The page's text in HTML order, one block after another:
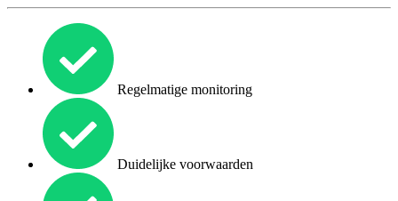
Regelmatige monitoring
Duidelijke voorwaarden